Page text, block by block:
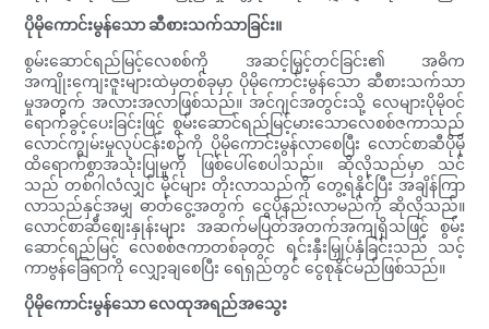
ပိုမိုကောင်းမွန်သော ဆီစားသက်သာခြင်း။
စွမ်းဆောင်ရည်မြင့်လေစစ်ကို အဆင့်မြှင့်တင်ခြင်း၏ အဓိက
အကျိုးကျေးဇူးများထဲမှတစ်ခုမှာ ပိုမိုကောင်းမွန်သော ဆီစားသက်သာ
မှုအတွက် အလားအလာဖြစ်သည်။ အင်ဂျင်အတွင်းသို့ လေများပိုမိုဝင်
ရောက်ခွင့်ပေးခြင်းဖြင့် စွမ်းဆောင်ရည်မြင့်မားသောလေစစ်ဇကာသည်
လောင်ကျွမ်းမှုလုပ်ငန်းစဉ်ကို ပိုမိုကောင်းမွန်လာစေပြီး လောင်စာဆီပိုမို
ထိရောက်စွာအသုံးပြုမှုကို ဖြစ်ပေါ်စေပါသည်။ ဆိုလိုသည်မှာ သင်
သည် တစ်ဂါလံလျှင် မိုင်များ တိုးလာသည်ကို တွေ့ရနိုင်ပြီး အချိန်ကြာ
လာသည်နှင့်အမျှ ဓာတ်ငွေ့အတွက် ငွေပိုနည်းလာမည်ကို ဆိုလိုသည်။
လောင်စာဆီစျေးနှုန်းများ အဆက်မပြတ်အတက်အကျရှိသဖြင့် စွမ်း
ဆောင်ရည်မြင့် လေစစ်ဇကာတစ်ခုတွင် ရင်းနှီးမြှုပ်နှံခြင်းသည် သင့်
ကာဗွန်ခြေရာကို လျှော့ချစေပြီး ရေရှည်တွင် ငွေစုနိုင်မည်ဖြစ်သည်။
ပိုမိုကောင်းမွန်သော လေထုအရည်အသွေး